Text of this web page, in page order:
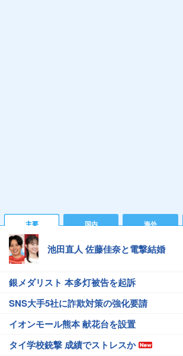
主要 国内 海外
池田直人 佐藤佳奈と電撃結婚
銀メダリスト 本多灯被告を起訴
SNS大手5社に詐欺対策の強化要請
イオンモール熊本 献花台を設置
タイ学校銃撃 成績でストレスか